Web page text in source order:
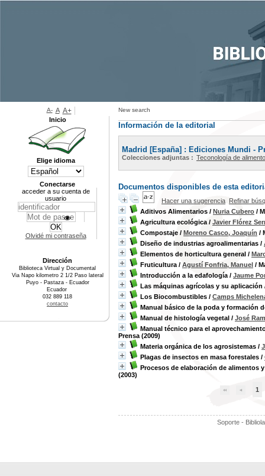
New search
Información de la editorial
Madrid [España] : Ediciones Mundi -
Colecciones adjuntas : Teconología de
Documentos disponibles de esta
Hacer una sugerencia Refinar
Aditivos Alimentarios / Nuria Cubero /
Agricultura ecológica / Javier Flórez
Compostaje / Moreno Casco, Joaquín /
Diseño de industrias agroalimentarias /
Elementos de horticultura general /
Fruticultura / Agustí Fonfria, Manuel /
Introducción a la edafología / Jaume
Las máquinas agrícolas y su aplicación
Los Biocombustibles / Camps
Manual básico de la poda y formación
Manual de histología vegetal / José
Manual técnico para el
Prensa (2009)
Materia orgánica de los agrosistemas /
Plagas de insectos en masa forestales /
Procesos de elaboración de alimentos
(2003)
1
Soporte -
A- A A+
Inicio
Elige idioma
Conectarse
acceder a su cuenta de
usuario
Olvidé mi contraseña
Dirección
Biblioteca Virtual y Documental
Via Napo kilometro 2 1/2 Paso lateral
Puyo - Pastaza - Ecuador
Ecuador
032 889 118
contacto